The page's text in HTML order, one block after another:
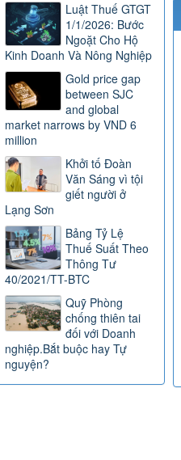
Luật Thuế GTGT
1/1/2026: Bước
Ngoặt Cho Hộ
Kinh Doanh Và Nông Nghiệp
Gold price gap
between SJC
and global
market narrows by VND 6
million
Khởi tố Đoàn
Văn Sáng vì tội
giết người ở
Lạng Sơn
Bảng Tỷ Lệ
Thuế Suất Theo
Thông Tư
40/2021/TT-BTC
Quỹ Phòng
chống thiên tai
đối với Doanh
nghiệp.Bắt buộc hay Tự
nguyện?